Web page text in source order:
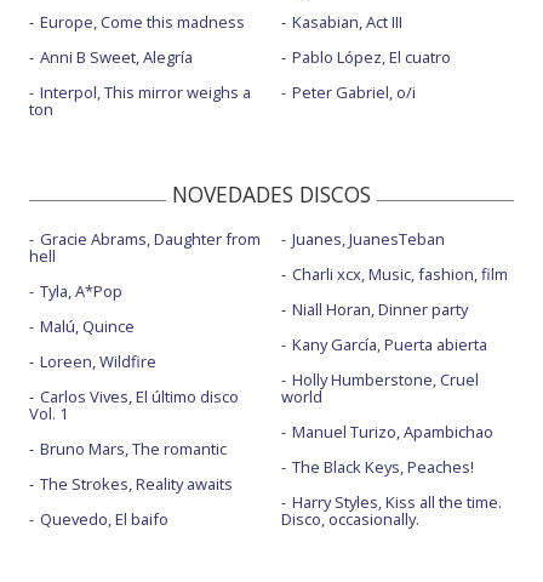
Europe, Come this madness
Anni B Sweet, Alegría
Interpol, This mirror weighs a
ton
Kasabian, Act III
Pablo López, El cuatro
Peter Gabriel, o/i
NOVEDADES DISCOS
Gracie Abrams, Daughter from
hell
Tyla, A*Pop
Malú, Quince
Loreen, Wildfire
Carlos Vives, El último disco
Vol. 1
Bruno Mars, The romantic
The Strokes, Reality awaits
Quevedo, El baifo
Juanes, JuanesTeban
Charli xcx, Music, fashion, film
Niall Horan, Dinner party
Kany García, Puerta abierta
Holly Humberstone, Cruel
world
Manuel Turizo, Apambichao
The Black Keys, Peaches!
Harry Styles, Kiss all the time.
Disco, occasionally.